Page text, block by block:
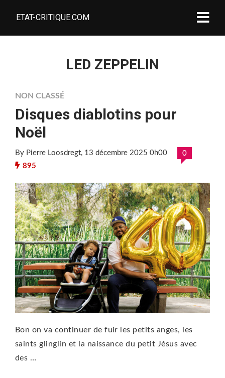
ETAT-CRITIQUE.COM
LED ZEPPELIN
NON CLASSÉ
Disques diablotins pour
Noël
By Pierre Loosdregt, 13 décembre 2025 0h00
0
895
Bon on va continuer de fuir les petits anges, les
saints glinglin et la naissance du petit Jésus avec
des …